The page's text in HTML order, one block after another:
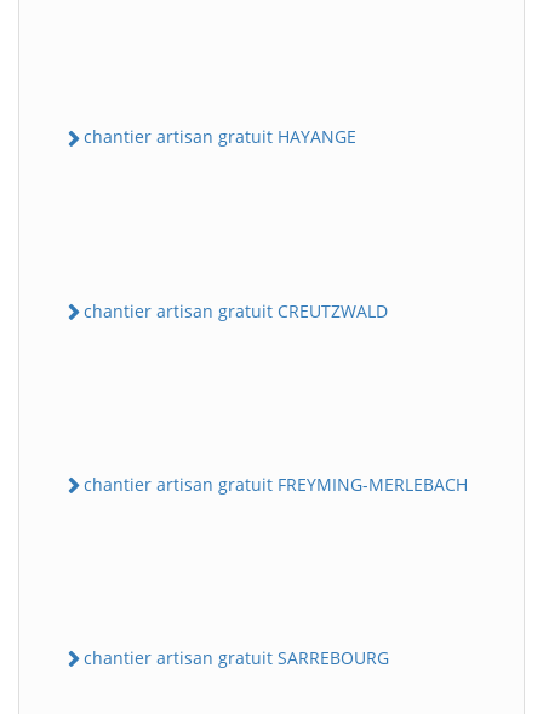
chantier artisan gratuit HAYANGE
chantier artisan gratuit CREUTZWALD
chantier artisan gratuit FREYMING-MERLEBACH
chantier artisan gratuit SARREBOURG